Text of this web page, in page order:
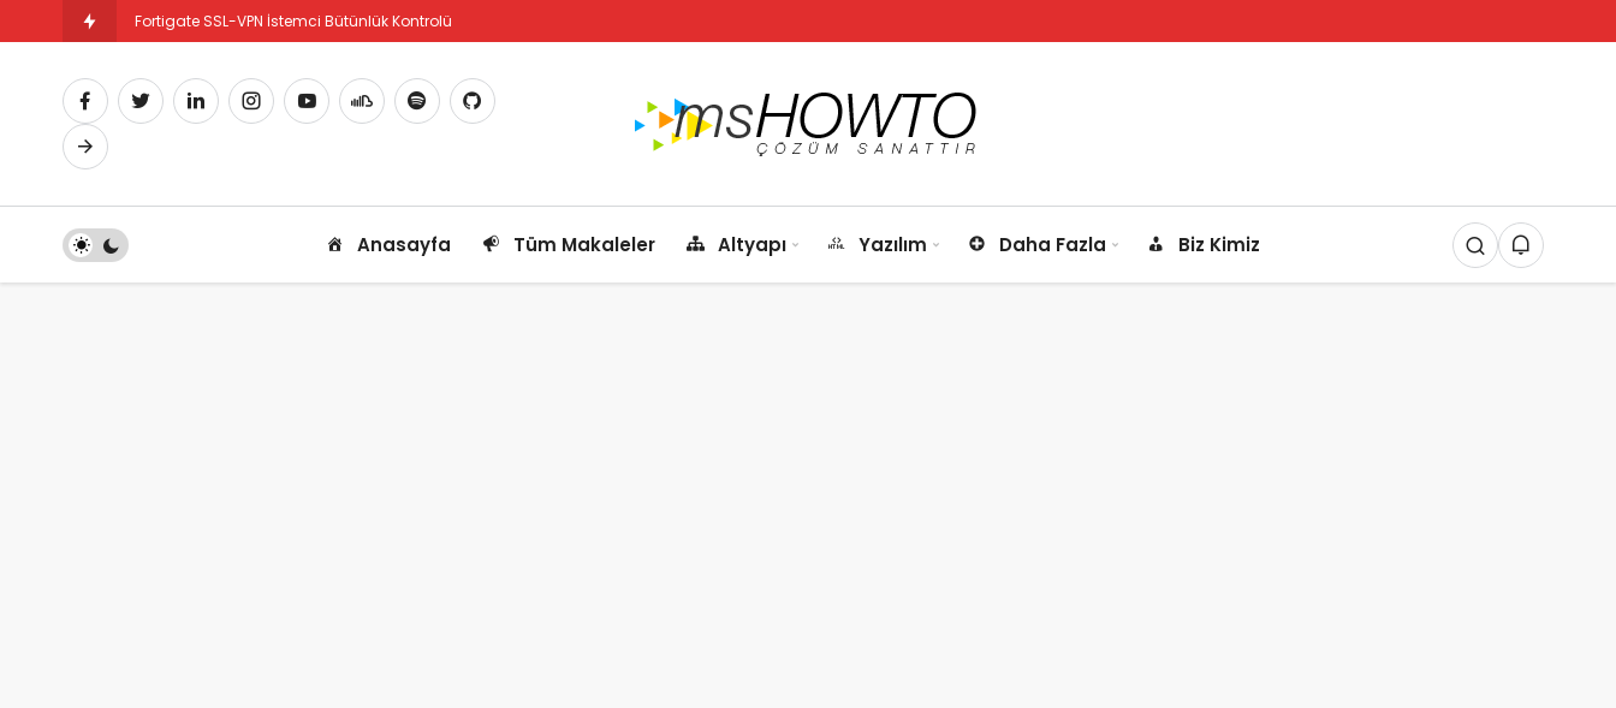
Fortigate SSL-VPN İstemci Bütünlük Kontrolü
Anasayfa Tüm Makaleler Altyapı Yazılım Daha Fazla Biz Kimiz